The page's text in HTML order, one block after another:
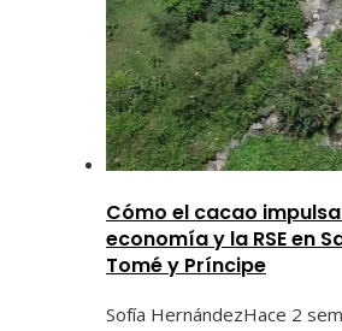
Cómo el cacao
economía y la RSE en
Tomé y Príncipe
Sofía HernándezHace 2